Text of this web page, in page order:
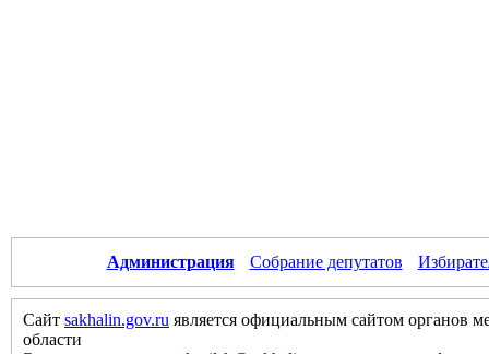
Администрация Собрание депутатов
Сайт sakhalin.gov.ru является официальным сайтом органов
области